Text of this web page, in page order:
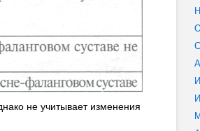
не учитывает изменения